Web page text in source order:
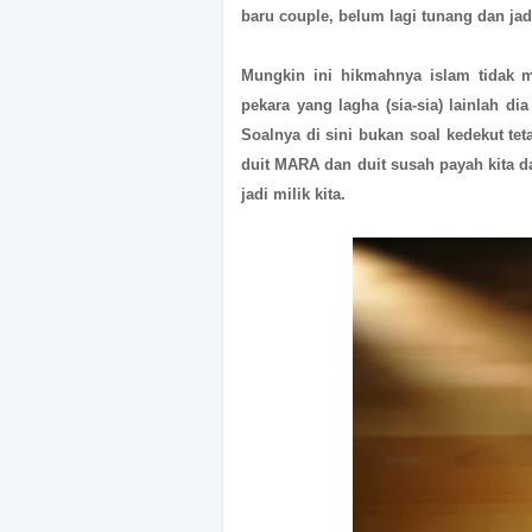
baru couple, belum lagi tunang dan
Mungkin ini hikmahnya islam tidak
pekara yang lagha (sia-sia) lainlah
Soalnya di sini bukan soal kedekut
duit MARA dan duit susah payah kita
jadi milik kita.